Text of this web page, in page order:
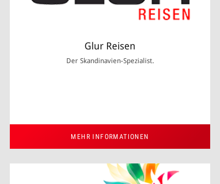
Glur Reisen
Der Skandinavien-Spezialist.
MEHR INFORMATIONEN